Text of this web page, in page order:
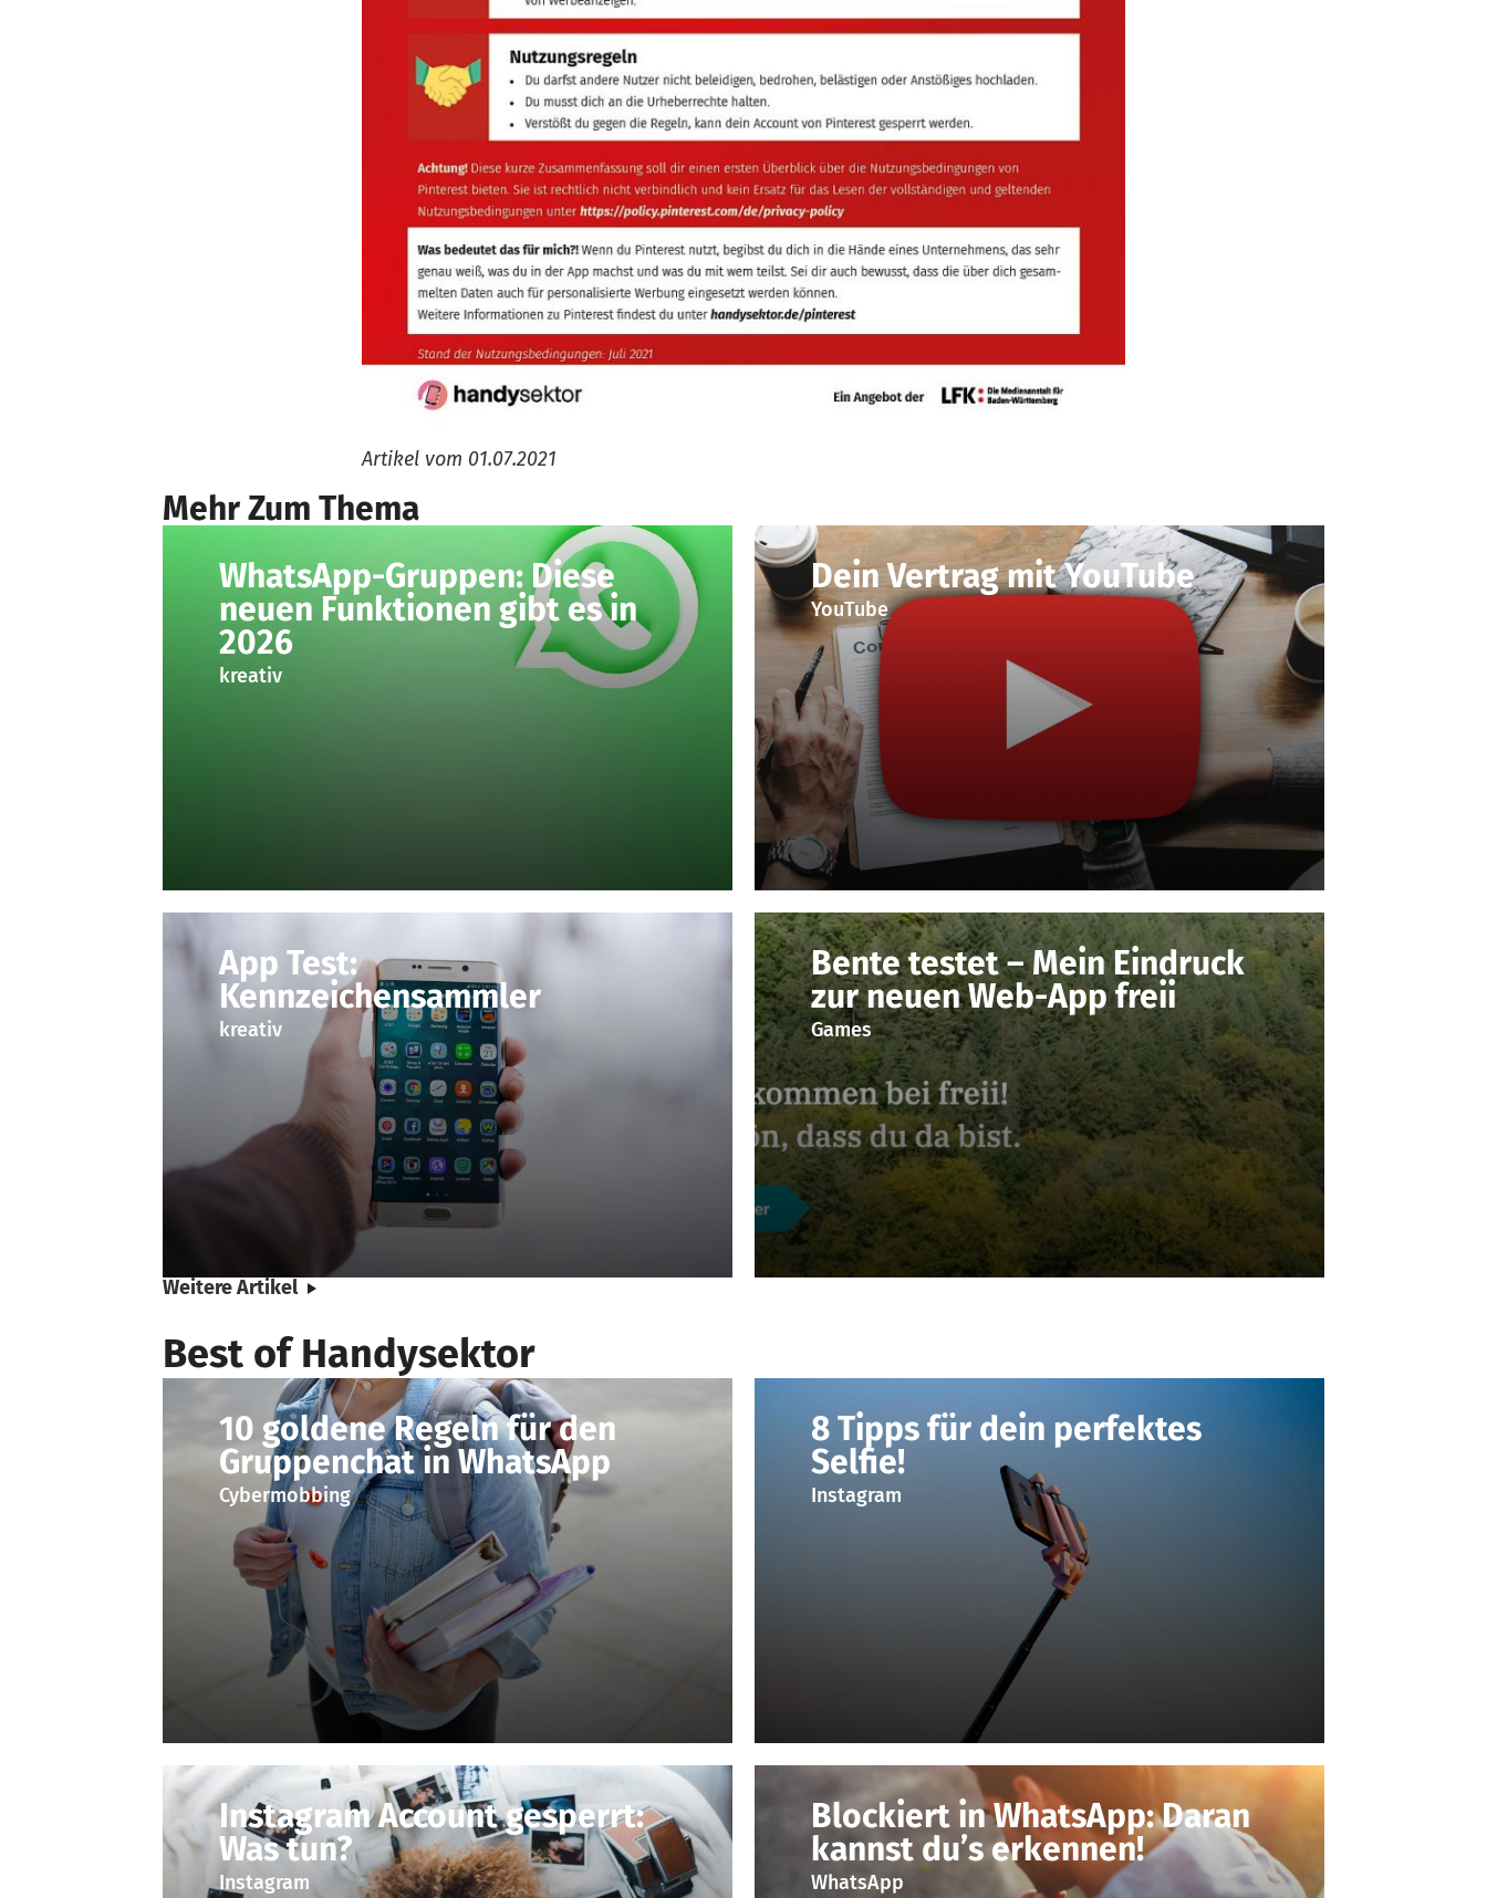
Artikel vom 01.07.2021
Mehr Zum Thema
WhatsApp-Gruppen: Diese
neuen Funktionen gibt es in
2026
kreativ
Dein Vertrag mit YouTube
YouTube
App Test:
Kennzeichensammler
kreativ
Bente testet – Mein Eindruck
zur neuen Web-App freii
Games
Weitere Artikel
Best of Handysektor
10 goldene Regeln für den
Gruppenchat in WhatsApp
Cybermobbing
8 Tipps für dein perfektes
Selfie!
Instagram
Instagram Account gesperrt:
Was tun?
Instagram
Blockiert in WhatsApp: Daran
kannst du’s erkennen!
WhatsApp